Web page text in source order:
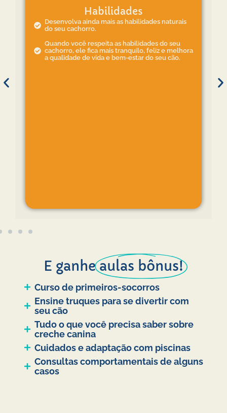
Habilidades
Desenvolva ainda mais as habilidades naturais
do seu cachorro.
Quando você respeita as habilidades do seu
cachorro, ele fica mais tranquilo, feliz e melhora
a qualidade de vida e bem-estar do seu cão.
E ganheaulas bônus!
Curso de primeiros-socorros
Ensine truques para se divertir com
seu cão
Tudo o que você precisa saber sobre
creche canina
Cuidados e adaptação com piscinas
Consultas comportamentais de alguns
casos